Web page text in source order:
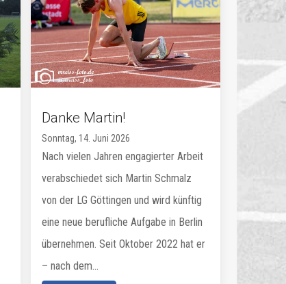
Danke Martin!
Sonntag, 14. Juni 2026
Nach vielen Jahren engagierter Arbeit
verabschiedet sich Martin Schmalz
von der LG Göttingen und wird künftig
eine neue berufliche Aufgabe in Berlin
übernehmen. Seit Oktober 2022 hat er
– nach dem...